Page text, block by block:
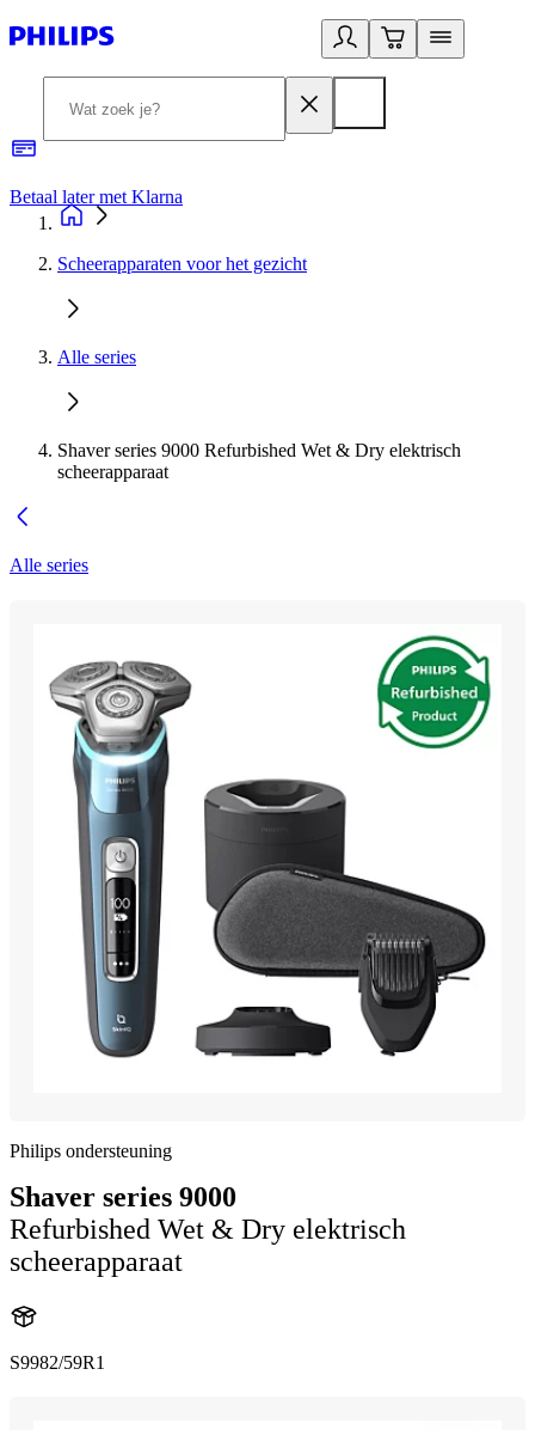
Betaal later met Klarna
Scheerapparaten voor het gezicht
Alle series
Shaver series 9000 Refurbished Wet & Dry elektrisch
scheerapparaat
Alle series
Philips ondersteuning
Shaver series 9000
Refurbished Wet & Dry elektrisch
scheerapparaat
S9982/59R1